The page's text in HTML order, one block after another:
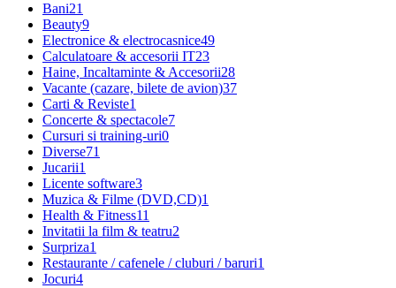
Bani21
Beauty9
Electronice & electrocasnice49
Calculatoare & accesorii IT23
Haine, Incaltaminte & Accesorii28
Vacante (cazare, bilete de avion)37
Carti & Reviste1
Concerte & spectacole7
Cursuri si training-uri0
Diverse71
Jucarii1
Licente software3
Muzica & Filme (DVD,CD)1
Health & Fitness11
Invitatii la film & teatru2
Surpriza1
Restaurante / cafenele / cluburi / baruri1
Jocuri4